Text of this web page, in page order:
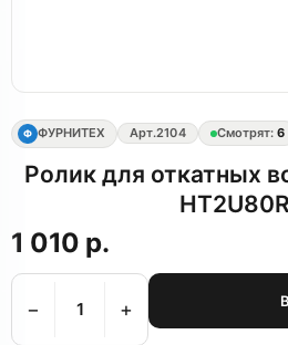
Ф ФУРНИТЕХ Арт.2104 Смотрят: 6
Ролик для откатных
1 010 р.
− +